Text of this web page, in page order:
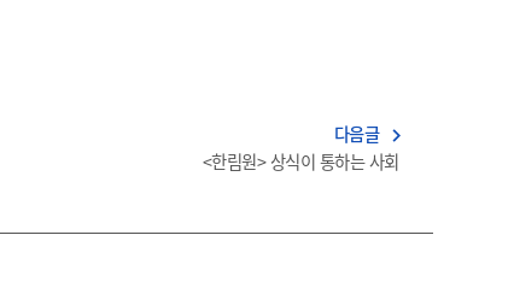
다음글 navigate_next
<한림원> 상식이 통하는 사회